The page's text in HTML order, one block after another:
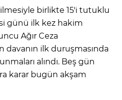
birlikte 15'i tutuklu
günü ilk kez hakim
Ağır Ceza
davanın ilk duruşmasında
alındı. Beş gün
karar bugün akşam